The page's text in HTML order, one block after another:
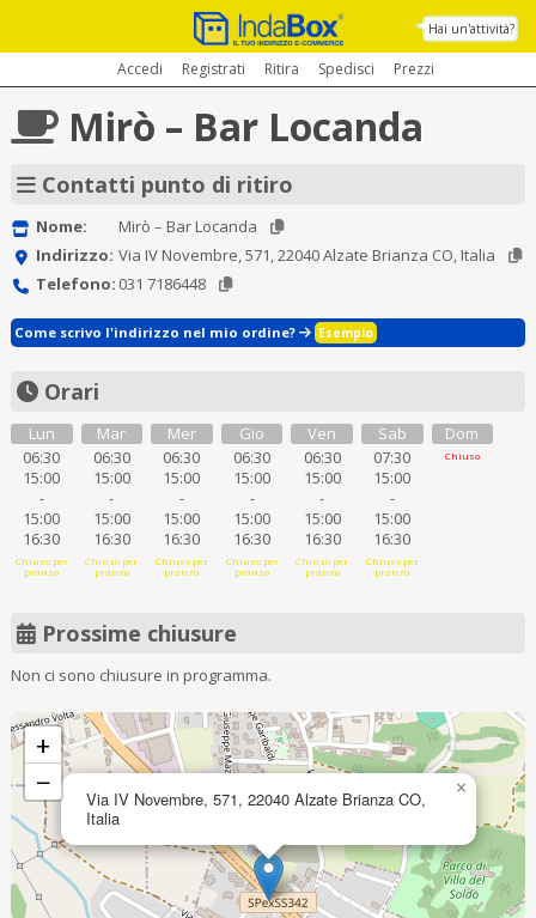
Hai un'attività?
Accedi Registrati Ritira Spedisci Prezzi
Mirò – Bar Locanda
Contatti punto di ritiro
Nome:
Mirò – Bar Locanda
Indirizzo: Via IV Novembre, 571, 22040 Alzate Brianza CO, Italia
Telefono: 031 7186448
Come scrivo l'indirizzo nel mio ordine? Esempio
Orari
Lun
06:30
15:00
-
15:00
16:30
Chiuso per
pranzo
Mar
06:30
15:00
-
15:00
16:30
Chiuso per
pranzo
Mer
06:30
15:00
-
15:00
16:30
Chiuso per
pranzo
Gio
06:30
15:00
-
15:00
16:30
Chiuso per
pranzo
Ven
06:30
15:00
-
15:00
16:30
Chiuso per
pranzo
Sab
07:30
15:00
-
15:00
16:30
Chiuso per
pranzo
Dom
Chiuso
Prossime chiusure
Non ci sono chiusure in programma.
Via IV Novembre, 571, 22040 Alzate Brianza CO,
Italia
×
+
−